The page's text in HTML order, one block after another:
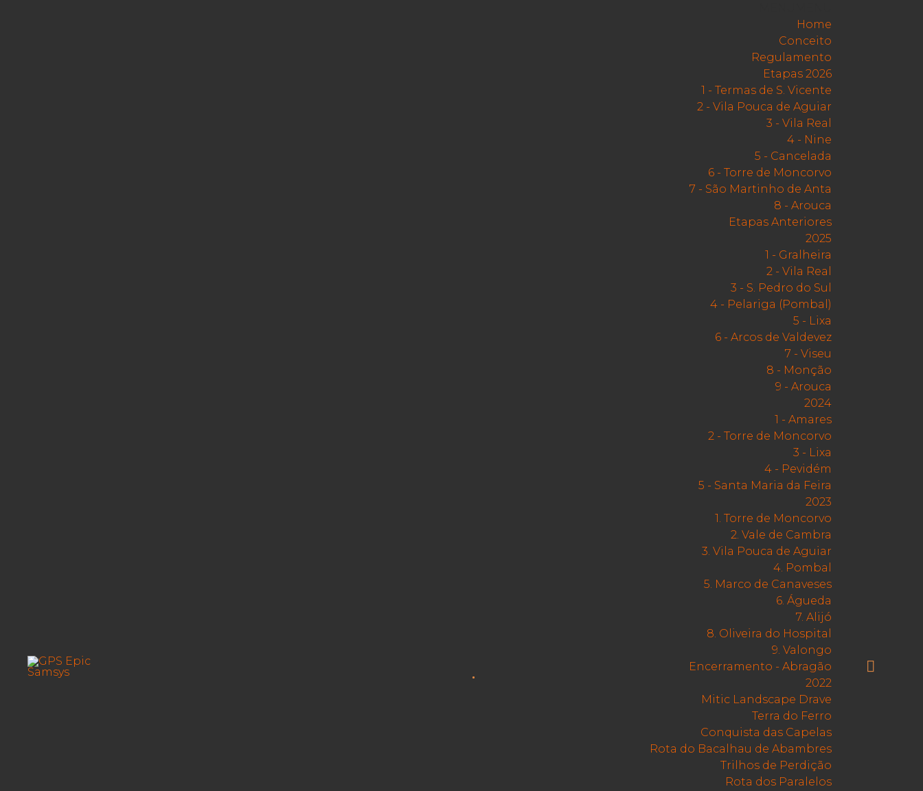
Home
Conceito
Regulamento
Etapas 2026
1 - Termas de S. Vicente
2 - Vila Pouca de Aguiar
3 - Vila Real
4 - Nine
5 - Cancelada
6 - Torre de Moncorvo
7 - São Martinho de Anta
8 - Arouca
Etapas Anteriores
2025
1 - Gralheira
2 - Vila Real
3 - S. Pedro do Sul
4 - Pelariga (Pombal)
5 - Lixa
6 - Arcos de Valdevez
7 - Viseu
8 - Monção
9 - Arouca
2024
1 - Amares
2 - Torre de Moncorvo
3 - Lixa
4 - Pevidém
5 - Santa Maria da Feira
2023
1. Torre de Moncorvo
2. Vale de Cambra
3. Vila Pouca de Aguiar
4. Pombal
5. Marco de Canaveses
6. Águeda
7. Alijó
8. Oliveira do Hospital
9. Valongo
Encerramento - Abragão
2022
Mitic Landscape Drave
Terra do Ferro
Conquista das Capelas
Rota do Bacalhau de Abambres
Trilhos de Perdição
Rota dos Paralelos
